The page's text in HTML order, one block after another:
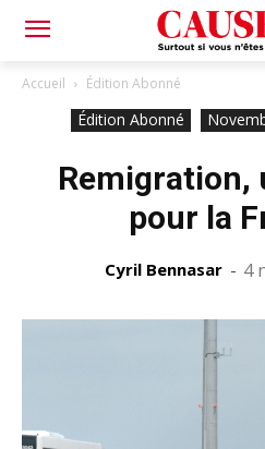
Accueil Édition Abonné
Édition Abonné
Remigration,
pour la
Cyril Bennasar - 4